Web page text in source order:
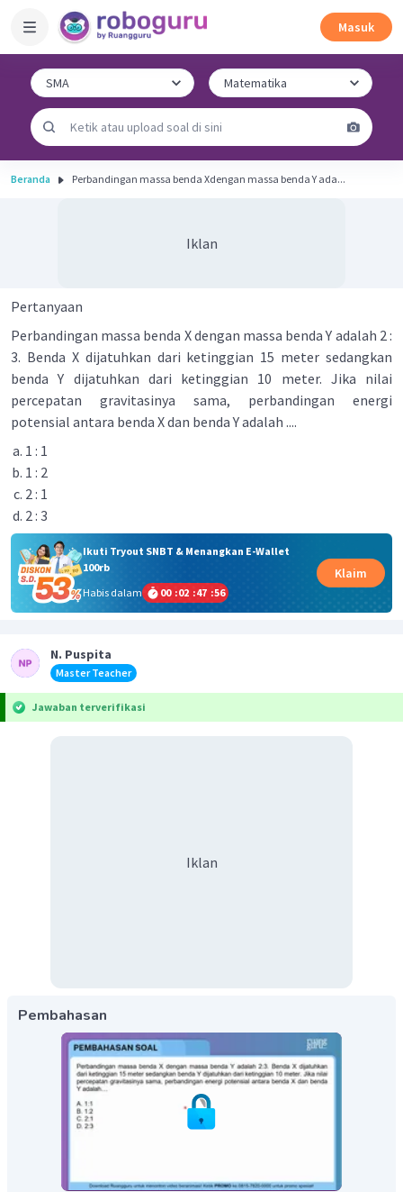
Masuk
Beranda Perbandingan massa benda Xdengan massa benda Y ada...
Iklan
Pertanyaan
Perbandingan massa benda X dengan massa benda Y adalah 2 :
3. Benda X dijatuhkan dari ketinggian 15 meter sedangkan
benda Y dijatuhkan dari ketinggian 10 meter. Jika nilai
percepatan gravitasinya sama, perbandingan energi
potensial antara benda X dan benda Y adalah ....
1 : 1
1 : 2
2 : 1
2 : 3
Ikuti Tryout SNBT & Menangkan E-Wallet
100rb
Habis dalam
00 :02 :47 :56
Klaim
N. Puspita
Master Teacher
Jawaban terverifikasi
Iklan
Pembahasan